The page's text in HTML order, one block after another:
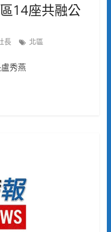
14座共融公
長 北區
秀燕